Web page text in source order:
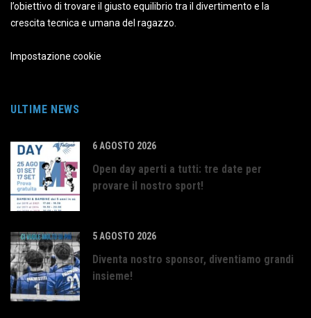
l’obiettivo di trovare il giusto equilibrio tra il divertimento e la
crescita tecnica e umana del ragazzo.
Impostazione cookie
ULTIME NEWS
6 AGOSTO 2026
Open day aperti a tutti: tre date per
provare il nostro sport!
5 AGOSTO 2026
Diventa nostro sponsor, diventiamo grandi
insieme!